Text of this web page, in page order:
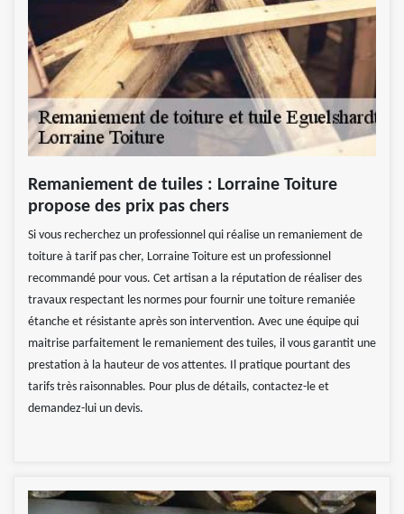
Remaniement de tuiles : Lorraine Toiture
propose des prix pas chers
Si vous recherchez un professionnel qui réalise un remaniement de
toiture à tarif pas cher, Lorraine Toiture est un professionnel
recommandé pour vous. Cet artisan a la réputation de réaliser des
travaux respectant les normes pour fournir une toiture remaniée
étanche et résistante après son intervention. Avec une équipe qui
maitrise parfaitement le remaniement des tuiles, il vous garantit une
prestation à la hauteur de vos attentes. Il pratique pourtant des
tarifs très raisonnables. Pour plus de détails, contactez-le et
demandez-lui un devis.